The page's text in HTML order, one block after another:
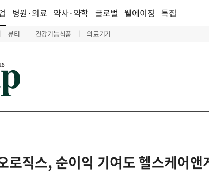
뷰티 건강기능식품 의료기기
병원·의료 약사·약학 글로벌 웰에이징 특집
로직스, 순이익 기여도 헬스케어앤